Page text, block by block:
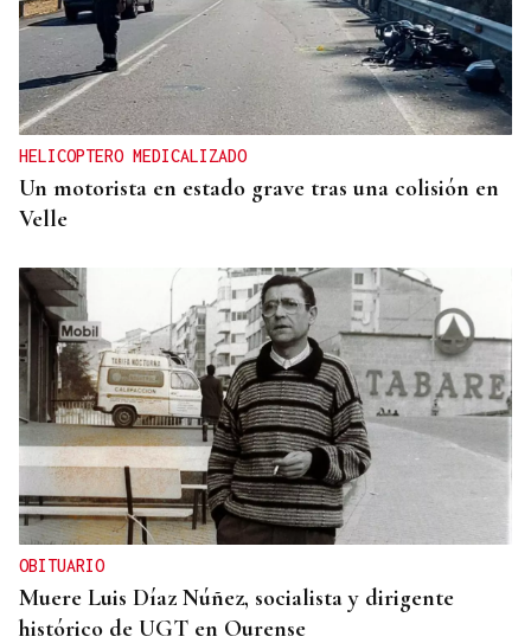
HELICOPTERO MEDICALIZADO
Un motorista en estado grave tras una colisión en
Velle
OBITUARIO
Muere Luis Díaz Núñez, socialista y dirigente
histórico de UGT en Ourense